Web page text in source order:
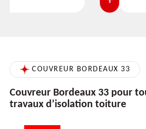
COUVREUR BORDEAUX 33
Couvreur Bordeaux 33 pour
travaux d’isolation toiture